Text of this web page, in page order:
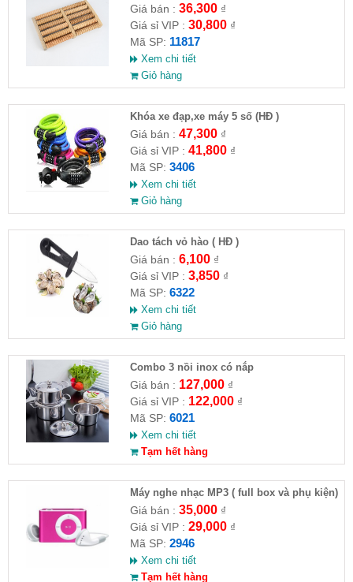
Giá bán : 36,300₫
Giá sỉ VIP : 30,800₫
Mã SP: 11817
Xem chi tiết
Giỏ hàng
Khóa xe đạp,xe máy 5 số (HĐ )
Giá bán : 47,300₫
Giá sỉ VIP : 41,800₫
Mã SP: 3406
Xem chi tiết
Giỏ hàng
Dao tách vỏ hào ( HĐ )
Giá bán : 6,100₫
Giá sỉ VIP : 3,850₫
Mã SP: 6322
Xem chi tiết
Giỏ hàng
Combo 3 nồi inox có nắp
Giá bán : 127,000₫
Giá sỉ VIP : 122,000₫
Mã SP: 6021
Xem chi tiết
Tạm hết hàng
Máy nghe nhạc MP3 ( full box và phụ kiện)
Giá bán : 35,000₫
Giá sỉ VIP : 29,000₫
Mã SP: 2946
Xem chi tiết
Tạm hết hàng